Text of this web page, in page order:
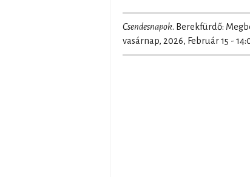
Csendesnapok. Berekfürdő:
vasárnap, 2026, Február 15 -